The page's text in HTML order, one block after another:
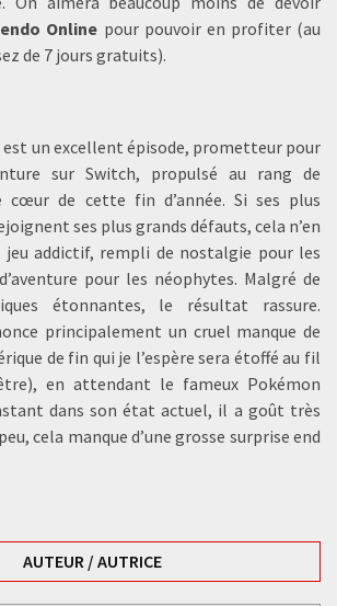
Online pour pouvoir en profiter (au
de 7 jours gratuits).
est un excellent épisode, prometteur pour
sur Switch, propulsé au rang de
cœur de cette fin d’année. Si ses plus
ses plus grands défauts, cela n’en
addictif, rempli de nostalgie pour les
pour les néophytes. Malgré de
étonnantes, le résultat rassure.
principalement un cruel manque de
de fin qui je l’espère sera étoffé au fil
en attendant le fameux Pokémon
dans son état actuel, il a goût très
cela manque d’une grosse surprise end
AUTEUR / AUTRICE